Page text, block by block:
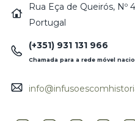
Rua Eça de Queirós, Nº
Portugal
(+351) 931 131 966
Chamada para a rede móvel